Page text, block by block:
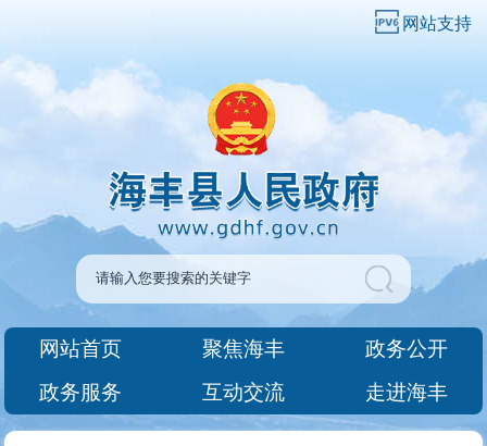
网站支持
网站首页 聚焦海丰
政务公开
政务服务
互动交流 走进海丰